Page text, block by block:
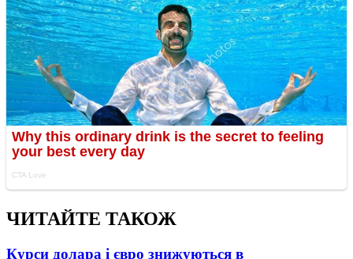
ЧИТАЙТЕ ТАКОЖ
Курси долара і євро знижуються в